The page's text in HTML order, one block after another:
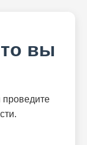
вы
проведите